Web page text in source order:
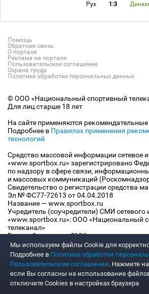
Рух 1:3
Помощь
Обратная связь
О портале
Реклама на портале
Пользовательское соглашение
Охрана труда
Политика обработки персональных данных
© ООО «Национальный спортивный
Для лиц старше 18 лет
На сайте применяются рекомендательные
Подробнее в Правилах применения
технологий
Средство массовой информации сетевое
«www.sportbox.ru» зарегистрировано
по надзору в сфере связи,
и массовых коммуникаций
Свидетельство о регистрации средства
Эл № ФС77-72613 от 04.04.2018
Название — www.sportbox.ru
Учредитель (соучредители) СМИ сетевого
«www.sportbox.ru»: ООО «Национальный
телеканал»
Главный редактор СМИ сетевого издания
Конов В.А.
Номер телефона редакции СМИ сетевого
«www.sportbox.ru»: +7 (495) 653 8419
Адрес электронной почты редакции СМИ
«www.sportbox.ru»: editor@sportbox.ru
Мы используем файлы Сookie для
Подробнее в Политике обработки
Пользовательском соглашении. Нажмите
если Вы согласны на использование
отключите Cookies в настройках браузера